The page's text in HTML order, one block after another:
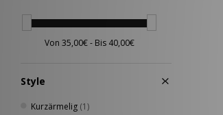
Style
Kurzärmelig (1)